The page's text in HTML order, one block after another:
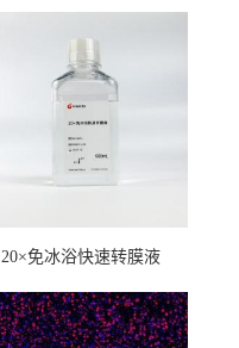
20×免冰浴快速转膜液